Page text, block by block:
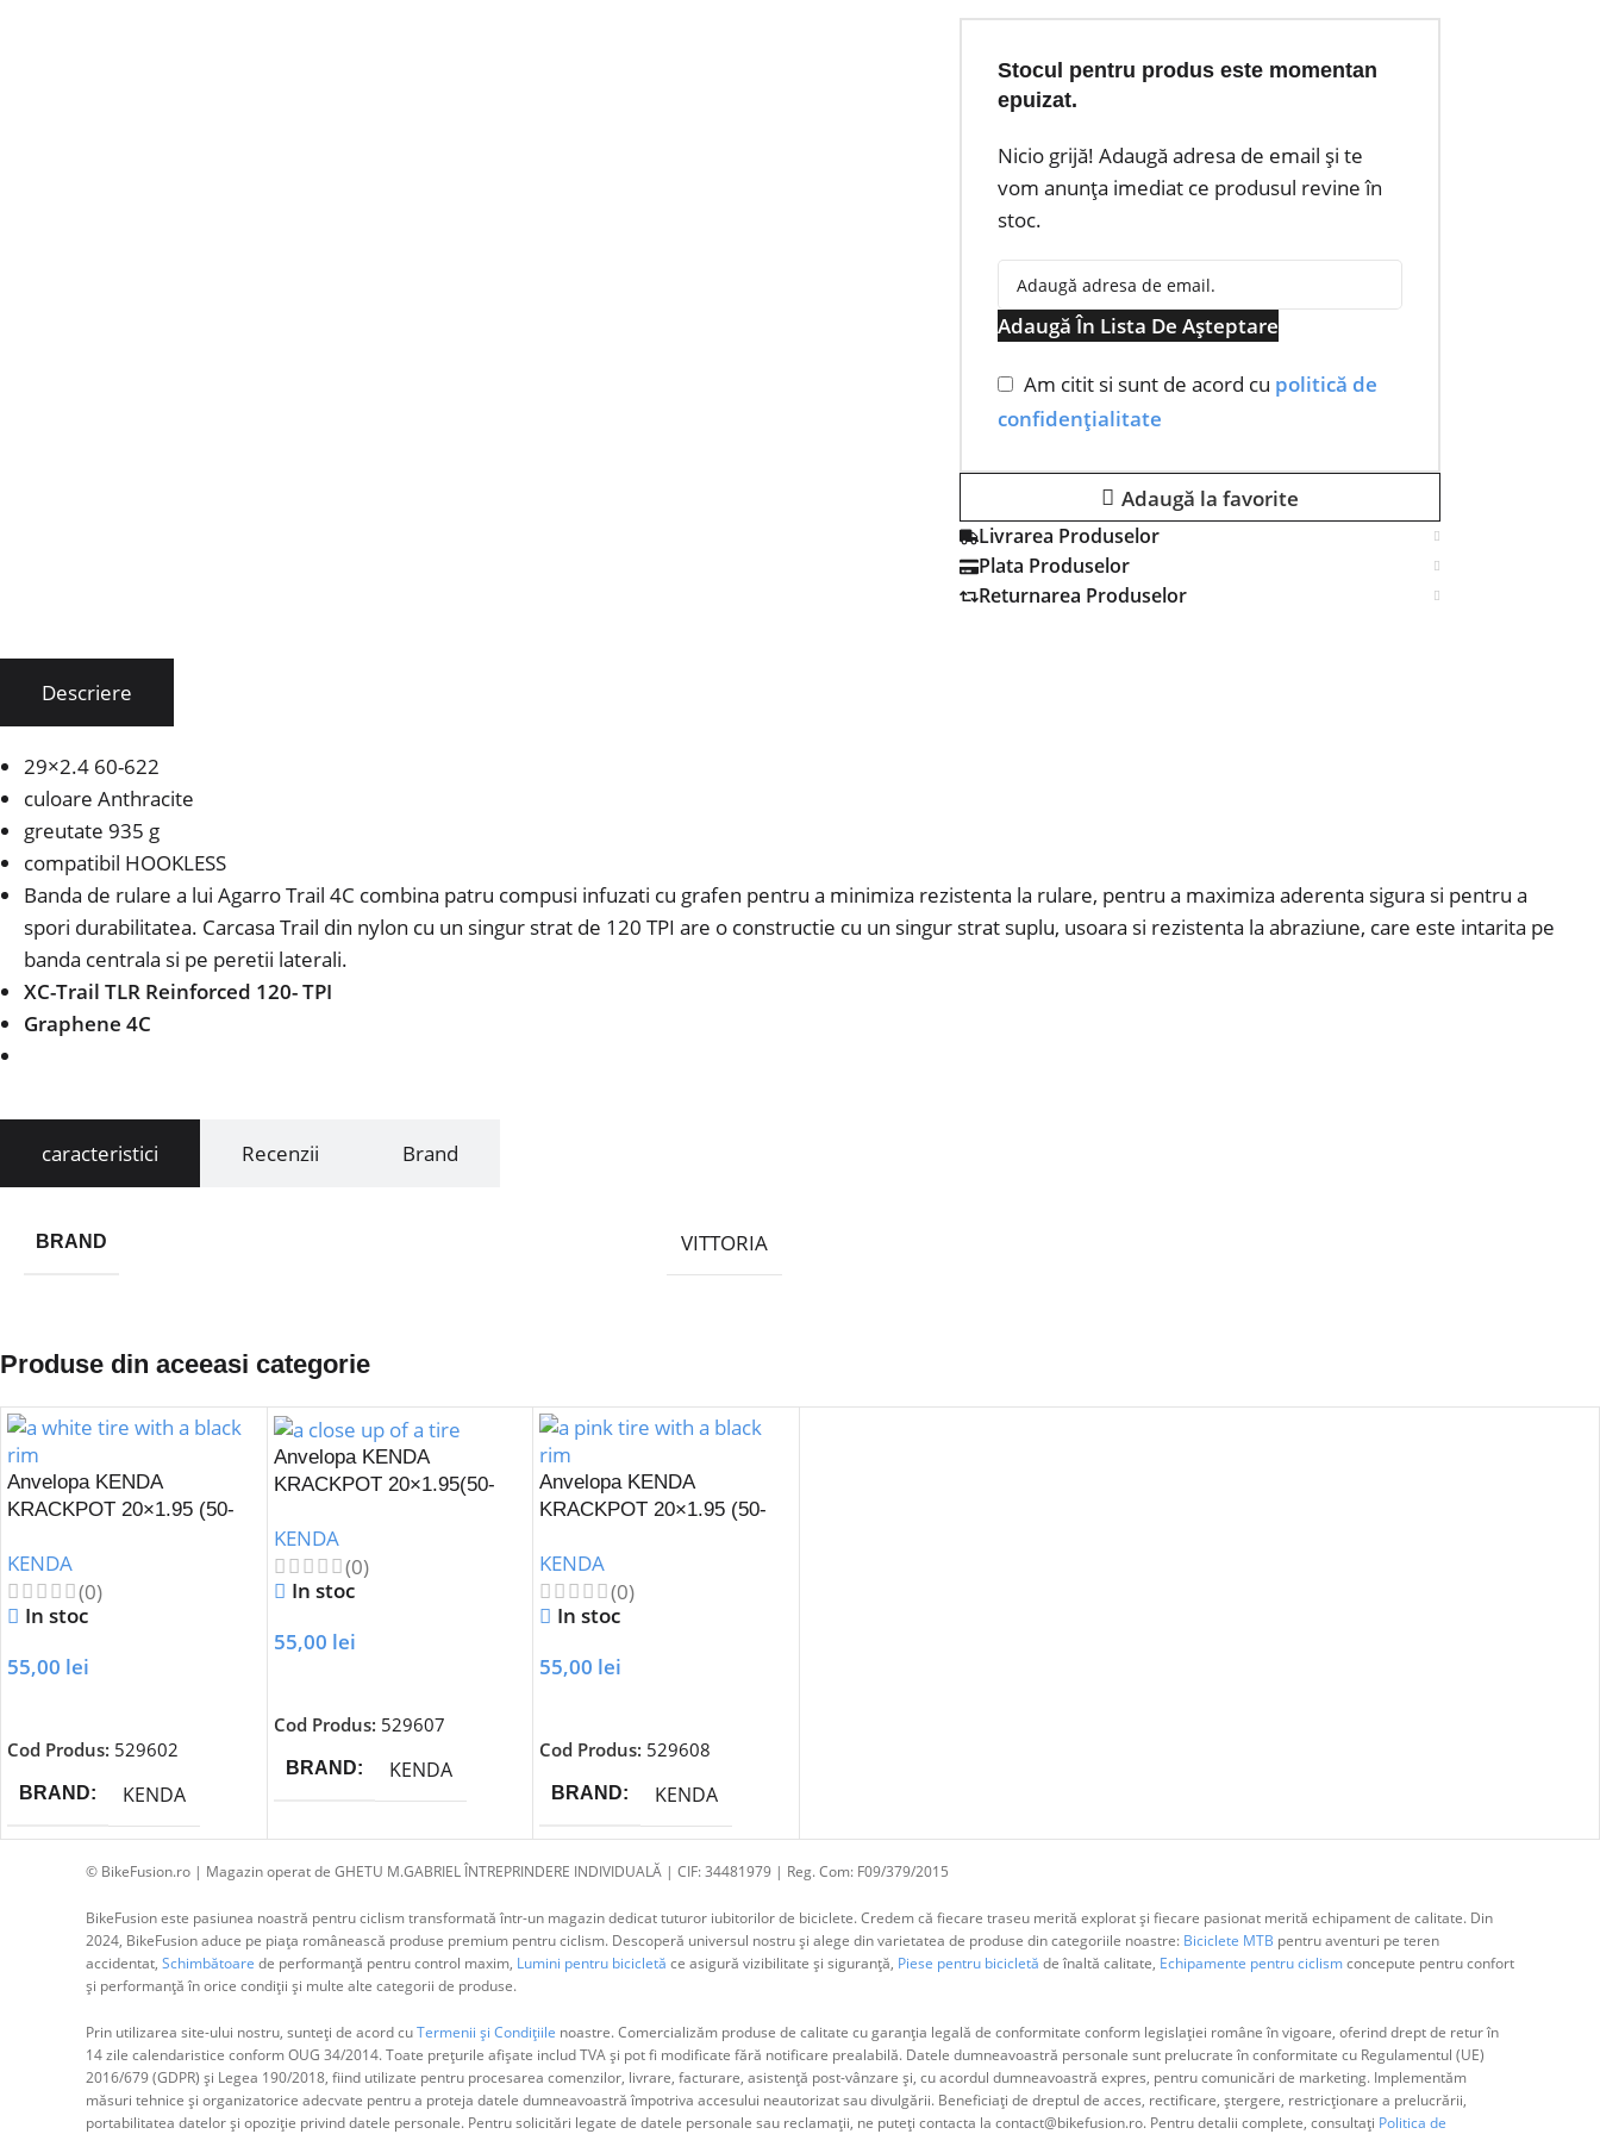
Stocul pentru produs este momentan
epuizat.
Nicio grijă! Adaugă adresa de email și te
vom anunța imediat ce produsul revine în
stoc.
Adaugă În Lista De Așteptare
Am citit si sunt de acord cu politică de
confidențialitate
Adaugă la favorite
Livrarea Produselor
Plata Produselor
Returnarea Produselor
Descriere
29×2.4 60-622
culoare Anthracite
greutate 935 g
compatibil HOOKLESS
Banda de rulare a lui Agarro Trail 4C combina patru compusi infuzati cu grafen pentru a minimiza rezistenta la rulare, pentru a maximiza aderenta sigura si pentru a
spori durabilitatea. Carcasa Trail din nylon cu un singur strat de 120 TPI are o constructie cu un singur strat suplu, usoara si rezistenta la abraziune, care este intarita pe
banda centrala si pe peretii laterali.
XC-Trail TLR Reinforced 120-TPI
Graphene 4C
caracteristici Recenzii Brand
BRAND VITTORIA
Produse din aceeasi categorie
Anvelopa KENDA
KRACKPOT 20×1.95 (50-
KENDA
(0)
In stoc
55,00 lei
Cod Produs: 529602
BRAND KENDA
Anvelopa KENDA
KRACKPOT 20×1.95(50-
KENDA
(0)
In stoc
55,00 lei
Cod Produs: 529607
BRAND KENDA
Anvelopa KENDA
KRACKPOT 20×1.95 (50-
KENDA
(0)
In stoc
55,00 lei
Cod Produs: 529608
BRAND KENDA
© BikeFusion.ro | Magazin operat de GHETU M.GABRIEL ÎNTREPRINDERE INDIVIDUALĂ | CIF: 34481979 | Reg. Com: F09/379/2015
BikeFusion este pasiunea noastră pentru ciclism transformată într-un magazin dedicat tuturor iubitorilor de biciclete. Credem că fiecare traseu merită explorat și fiecare pasionat merită echipament de calitate. Din
2024, BikeFusion aduce pe piața românească produse premium pentru ciclism. Descoperă universul nostru și alege din varietatea de produse din categoriile noastre:Biciclete MTB pentru aventuri pe teren
accidentat, Schimbătoare de performanță pentru control maxim, Lumini pentru bicicletă ce asigură vizibilitate și siguranță, Piese pentru bicicletă de înaltă calitate, Echipamente pentru ciclismconcepute pentru confort
și performanță în orice condiții și multe alte categorii de produse.
Prin utilizarea site-ului nostru, sunteți de acord cuTermenii și Condițiile noastre. Comercializăm produse de calitate cu garanția legală de conformitate conform legislației române în vigoare, oferind drept de retur în
14 zile calendaristice conform OUG 34/2014. Toate prețurile afișate includ TVA și pot fi modificate fără notificare prealabilă. Datele dumneavoastră personale sunt prelucrate în conformitate cu Regulamentul (UE)
2016/679 (GDPR) și Legea 190/2018, fiind utilizate pentru procesarea comenzilor, livrare, facturare, asistență post-vânzare și, cu acordul dumneavoastră expres, pentru comunicări de marketing. Implementăm
măsuri tehnice și organizatorice adecvate pentru a proteja datele dumneavoastră împotriva accesului neautorizat sau divulgării. Beneficiați de dreptul de acces, rectificare, ștergere, restricționare a prelucrării,
portabilitatea datelor și opoziție privind datele personale. Pentru solicitări legate de datele personale sau reclamații, ne puteți contacta la contact@bikefusion.ro. Pentru detalii complete, consultați Politica de